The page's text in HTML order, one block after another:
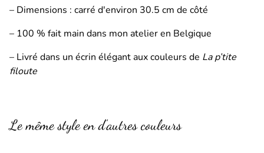
– Dimensions : carré d'environ 30.5 cm de côté
– 100 % fait main dans mon atelier en Belgique
– Livré dans un écrin élégant aux couleurs de La p’tite
filoute
Le même style en d’autres couleurs